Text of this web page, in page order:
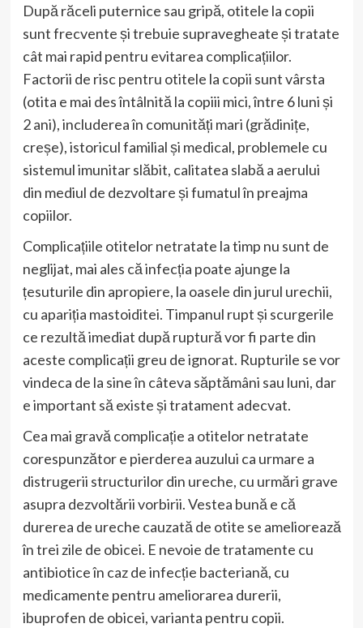
După răceli puternice sau gripă, otitele la copii
sunt frecvente și trebuie supravegheate și tratate
cât mai rapid pentru evitarea complicațiilor.
Factorii de risc pentru otitele la copii sunt vârsta
(otita e mai des întâlnită la copiii mici, între 6 luni și
2 ani), includerea în comunități mari (grădinițe,
creșe), istoricul familial și medical, problemele cu
sistemul imunitar slăbit, calitatea slabă a aerului
din mediul de dezvoltare și fumatul în preajma
copiilor.
Complicațiile otitelor netratate la timp nu sunt de
neglijat, mai ales că infecția poate ajunge la
țesuturile din apropiere, la oasele din jurul urechii,
cu apariția mastoiditei. Timpanul rupt și scurgerile
ce rezultă imediat după ruptură vor fi parte din
aceste complicații greu de ignorat. Rupturile se vor
vindeca de la sine în câteva săptămâni sau luni, dar
e important să existe și tratament adecvat.
Cea mai gravă complicație a otitelor netratate
corespunzător e pierderea auzului ca urmare a
distrugerii structurilor din ureche, cu urmări grave
asupra dezvoltării vorbirii. Vestea bună e că
durerea de ureche cauzată de otite se ameliorează
în trei zile de obicei. E nevoie de tratamente cu
antibiotice în caz de infecție bacteriană, cu
medicamente pentru ameliorarea durerii,
ibuprofen de obicei, varianta pentru copii.